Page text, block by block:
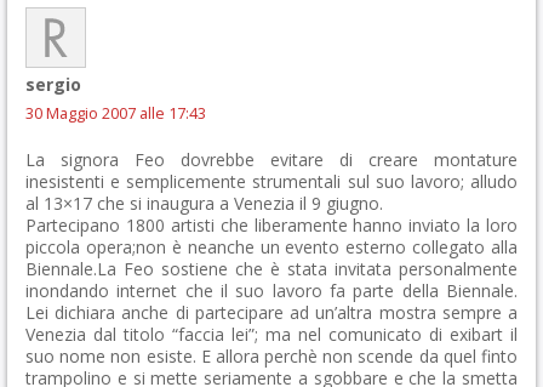
sergio
30 Maggio 2007 alle 17:43
La signora Feo dovrebbe evitare di creare montature
inesistenti e semplicemente strumentali sul suo lavoro; alludo
al 13×17 che si inaugura a Venezia il 9 giugno.
Partecipano 1800 artisti che liberamente hanno inviato la loro
piccola opera;non è neanche un evento esterno collegato alla
Biennale.La Feo sostiene che è stata invitata personalmente
inondando internet che il suo lavoro fa parte della Biennale.
Lei dichiara anche di partecipare ad un’altra mostra sempre a
Venezia dal titolo “faccia lei”; ma nel comunicato di exibart il
suo nome non esiste. E allora perchè non scende da quel finto
trampolino e si mette seriamente a sgobbare e che la smetta